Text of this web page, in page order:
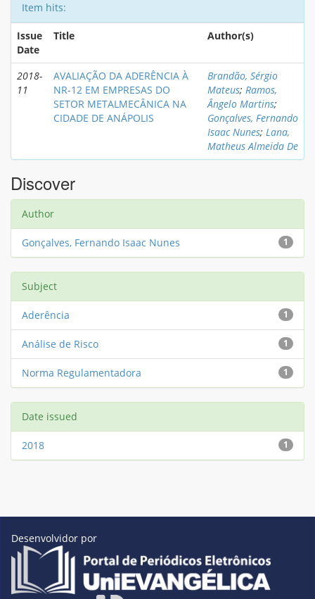
Item hits:
Issue
Date
Title Author(s)
2018-
11
AVALIAÇÃO DA ADERÊNCIA À
NR-12 EM EMPRESAS DO
SETOR METALMECÂNICA NA
CIDADE DE ANÁPOLIS
Brandão, Sérgio
Mateus; Ramos,
Ângelo Martins;
Gonçalves, Fernando
Isaac Nunes; Lana,
Matheus Almeida De
Discover
Author
1
Gonçalves, Fernando Isaac Nunes
Subject
1
Aderência
1
Análise de Risco
1
Norma Regulamentadora
Date issued
1
2018
Desenvolvidor por